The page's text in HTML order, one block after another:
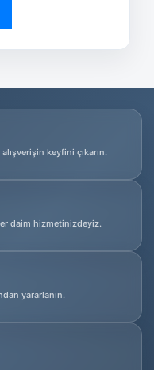
keyfini çıkarın.
daim hizmetinizdeyiz.
yararlanın.